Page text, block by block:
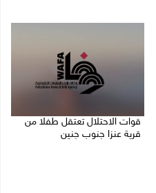
قوات الاحتلال تعتقل طفلا من
قرية عنزا جنوب جنين